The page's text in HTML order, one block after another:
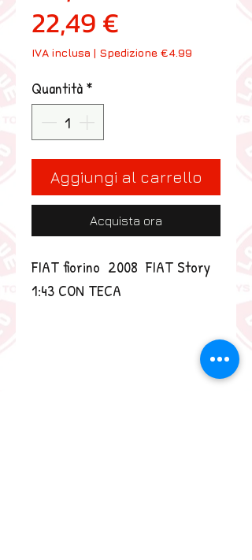
22,49 €
IVA inclusa | Spedizione €4.99
Quantità*
Aggiungi al carrello
Acquista ora
FIAT fiorino  2008  FIAT Story
1:43 CON TECA